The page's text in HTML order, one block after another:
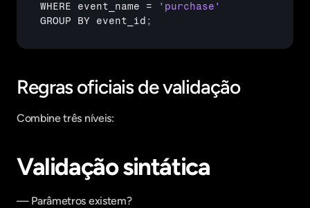
WHERE event_name =
'purchase'
GROUP BY event_id ;
Regras oficiais de validação
Combine três níveis:
Validação sintática
— Parâmetros existem?